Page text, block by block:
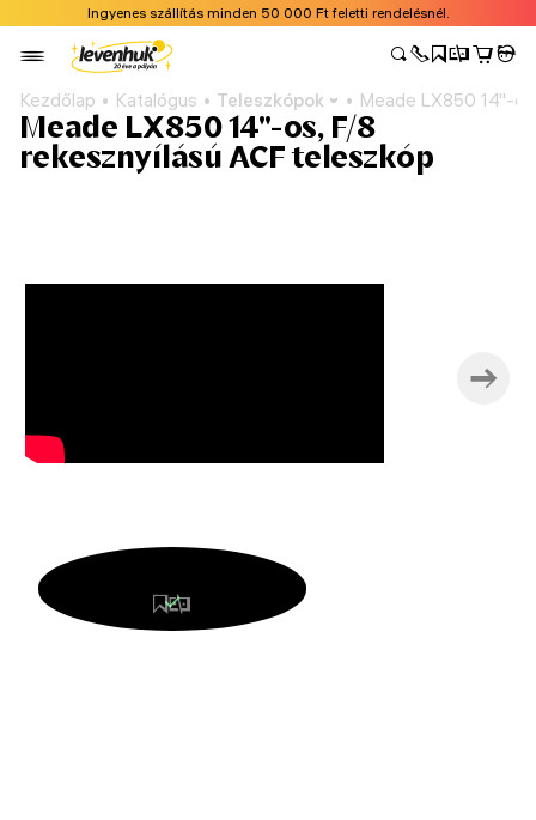
Ingyenes szállítás minden 50 000 Ft feletti rendelésnél.
Kezdőlap Katalógus Teleszkópok Meade LX850 14"-
Meade LX850 14"-os, F/8
rekesznyílású ACF teleszkóp